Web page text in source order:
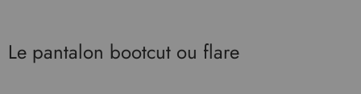
Le pantalon bootcut ou flare